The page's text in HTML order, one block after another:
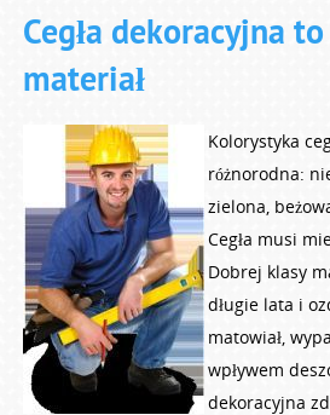
Cegła dekoracyjna
materiał
Kolorystyka
różnorodna:
zielona,
Cegła musi
Dobrej klasy
długie lata i
matowiał,
wpływem
dekoracyjna